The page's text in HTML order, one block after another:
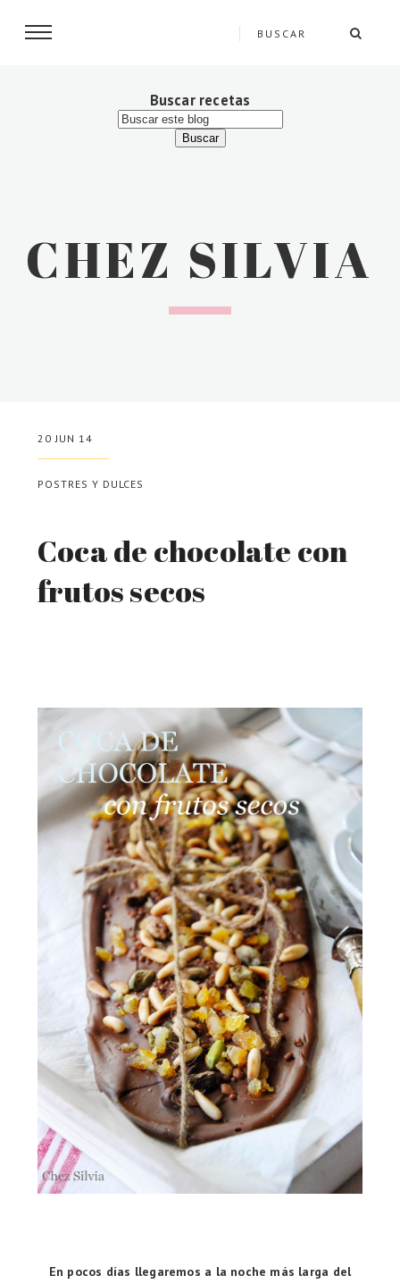
Buscar recetas
CHEZ SILVIA
20 JUN 14
POSTRES Y DULCES
Coca de chocolate con
frutos secos
En pocos días llegaremos a la noche más larga del